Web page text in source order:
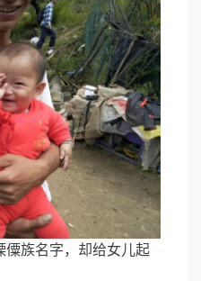
僳族名字，却给女儿起